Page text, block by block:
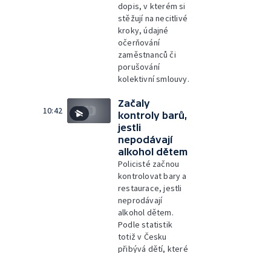
dopis, v kterém si
stěžují na necitlivé
kroky, údajné
očerňování
zaměstnanců či
porušování
kolektivní smlouvy.
10:42
Začaly
kontroly barů,
jestli
nepodávají
alkohol dětem
Policisté začnou
kontrolovat bary a
restaurace, jestli
neprodávají
alkohol dětem.
Podle statistik
totiž v Česku
přibývá dětí, které